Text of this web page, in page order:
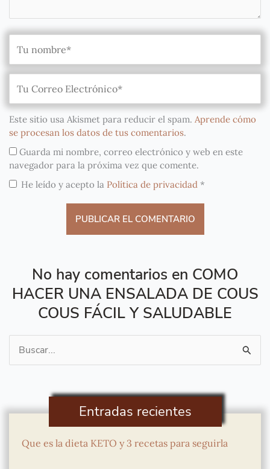
Este sitio usa Akismet para reducir el spam. Aprende cómo
se procesan los datos de tus comentarios.
Guarda mi nombre, correo electrónico y web en este
navegador para la próxima vez que comente.
He leído y acepto la Política de privacidad *
No hay comentarios en COMO
HACER UNA ENSALADA DE COUS
COUS FÁCIL Y SALUDABLE
Buscar
por:
Entradas recientes
Que es la dieta KETO y 3 recetas para seguirla